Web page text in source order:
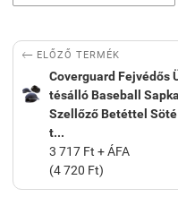
 ELŐZŐ TERMÉK
Coverguard Fejvédős
tésálló Baseball Sapka
Szellőző Betéttel Söté
t...
3 717 Ft + ÁFA
(4 720 Ft)